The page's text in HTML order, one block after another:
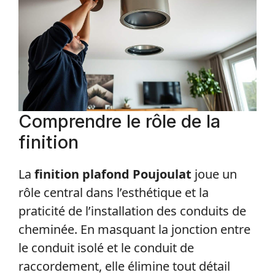
Comprendre le rôle de la
finition
La finition plafond Poujoulat joue un
rôle central dans l’esthétique et la
praticité de l’installation des conduits de
cheminée. En masquant la jonction entre
le conduit isolé et le conduit de
raccordement, elle élimine tout détail